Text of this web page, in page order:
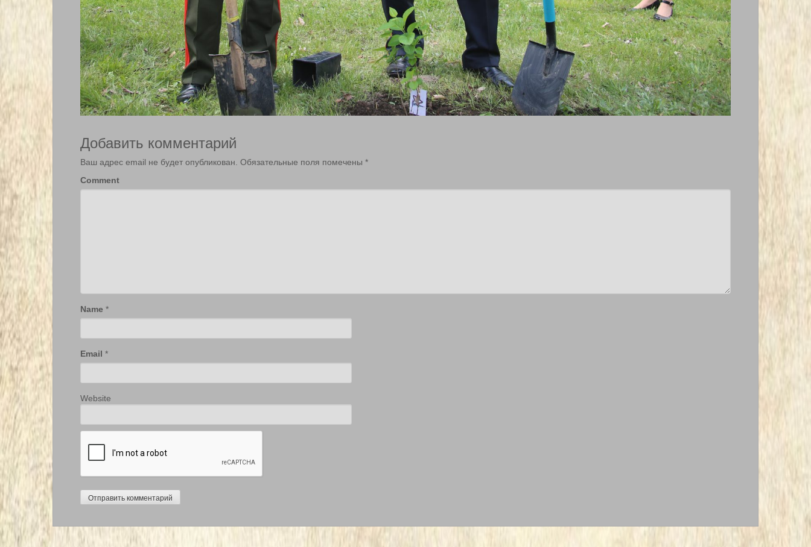
Добавить комментарий
Ваш адрес email не будет опубликован. Обязательные поля помечены *
Comment
Name *
Email *
Website